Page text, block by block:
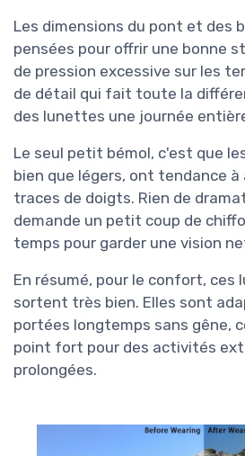
Les dimensions du pont et des
pensées pour offrir une bonne
de pression excessive sur les
de détail qui fait toute la
des lunettes une journée
Le seul petit bémol, c'est que
bien que légers, ont tendance à
traces de doigts. Rien de
demande un petit coup de
temps pour garder une vision
En résumé, pour le confort, ces
sortent très bien. Elles sont
portées longtemps sans gêne,
point fort pour des activités
prolongées.